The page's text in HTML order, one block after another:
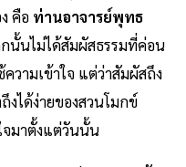
คือ ท่านอาจารย์พุทธ
นั้นไม่ได้สัมผัสธรรมที่ค่อน
ความเข้าใจ แต่ว่าสัมผัสถึง
งได้ง่ายของสวนโมกข์
จมาตั้งแต่วันนั้น